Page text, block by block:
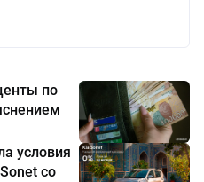
по
условия
со